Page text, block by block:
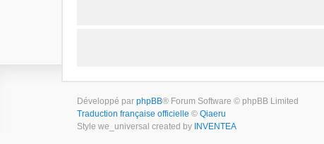
Développé par phpBB® Forum Software © phpBB Limited
Traduction française officielle © Qiaeru
Style we_universal created by INVENTEA